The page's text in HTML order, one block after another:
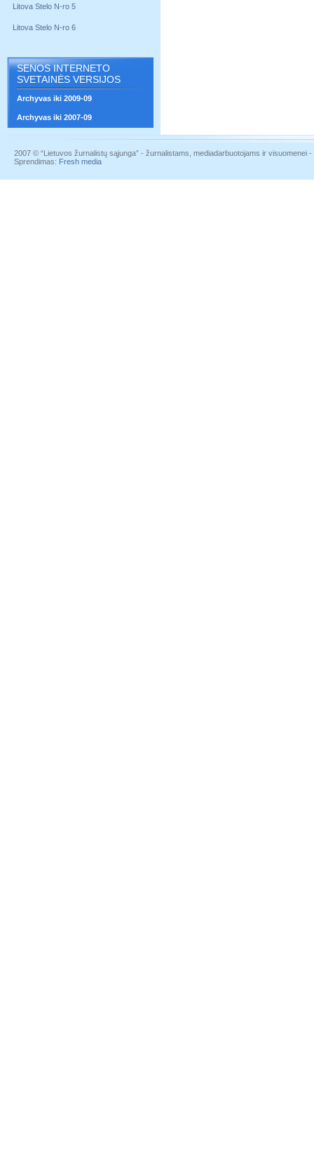
Litova Stelo N-ro 5
Litova Stelo N-ro 6
SENOS INTERNETO
SVETAINĖS VERSIJOS
Archyvas iki 2009-09
Archyvas iki 2007-09
2007 © “Lietuvos žurnalistų sąjunga” - žurnalistams, mediadarbuotojams ir visuomenei
Sprendimas: Fresh media